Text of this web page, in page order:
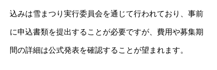
込みは雪まつり実行委員会を通じて行われており、事前
に申込書類を提出することが必要ですが、費用や募集期
間の詳細は公式発表を確認することが望まれます。